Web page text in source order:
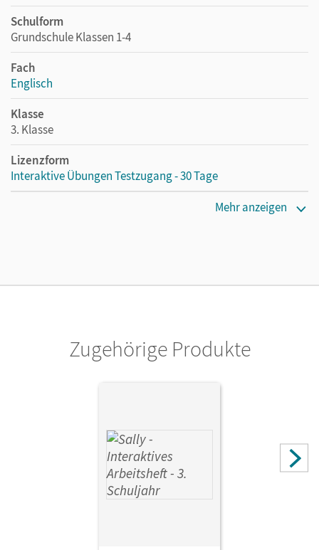
Schulform
Grundschule Klassen 1-4
Fach
Englisch
Klasse
3. Klasse
Lizenzform
Interaktive Übungen Testzugang - 30 Tage
lang zu testen
Mehr anzeigen
Zugehörige Produkte